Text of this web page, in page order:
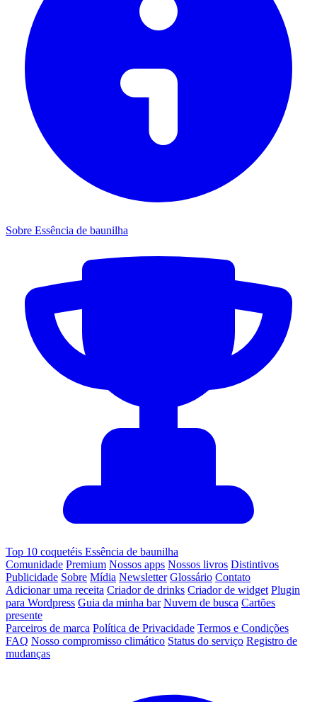
Sobre Essência de baunilha
Top 10 coquetéis Essência de baunilha
Comunidade Premium Nossos apps Nossos livros Distintivos
Publicidade Sobre Mídia Newsletter Glossário Contato
Adicionar uma receita Criador de drinks Criador de widget Plugin
para Wordpress Guia da minha bar Nuvem de busca Cartões
presente
Parceiros de marca Política de Privacidade Termos e Condições
FAQ Nosso compromisso climático Status do serviço Registro de
mudanças